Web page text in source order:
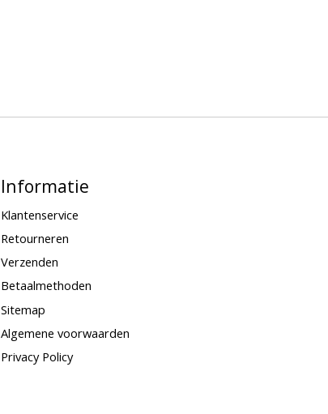
Informatie
Klantenservice
Retourneren
Verzenden
Betaalmethoden
Sitemap
Algemene voorwaarden
Privacy Policy